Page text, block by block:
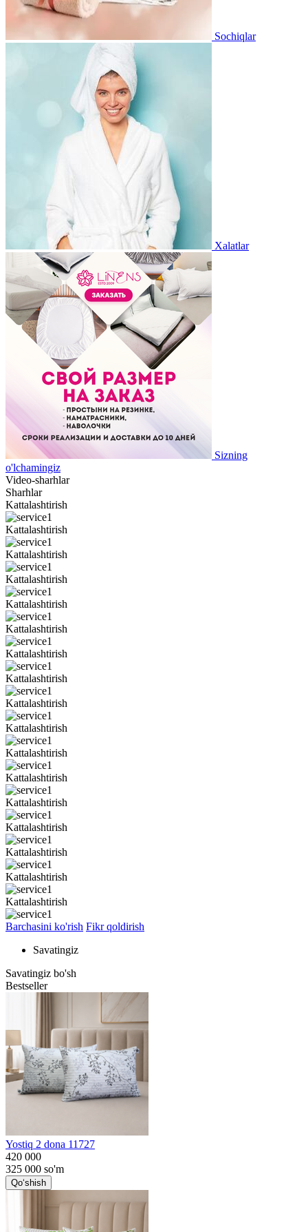
Sochiqlar
Xalatlar
Sizning
o'lchamingiz
Video-sharhlar
Sharhlar
Kattalashtirish
Kattalashtirish
Kattalashtirish
Kattalashtirish
Kattalashtirish
Kattalashtirish
Kattalashtirish
Kattalashtirish
Kattalashtirish
Kattalashtirish
Kattalashtirish
Kattalashtirish
Kattalashtirish
Kattalashtirish
Kattalashtirish
Kattalashtirish
Kattalashtirish
Barchasini ko'rish Fikr qoldirish
Savatingiz
Savatingiz bo'sh
Bestseller
Yostiq 2 dona 11727
420 000
325 000 so'm
Qo‘shish